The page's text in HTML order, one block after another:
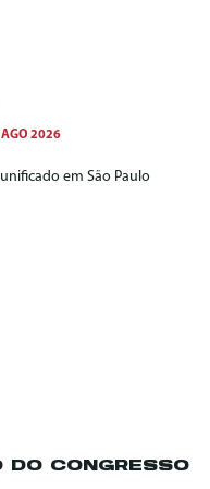
2026
em São Paulo
DO CONGRESSO